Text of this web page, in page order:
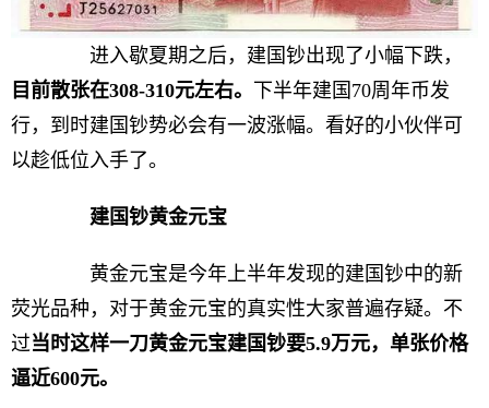
进入歇夏期之后，建国钞出现了小幅下跌，
目前散张在308-310元左右。 下半年建国70周年币发
行，到时建国钞势必会有一波涨幅。看好的小伙伴可
以趁低位入手了。
建国钞黄金元宝
黄金元宝是今年上半年发现的建国钞中的新
荧光品种，对于黄金元宝的真实性大家普遍存疑。不
过当时这样一刀黄金元宝建国钞要5.9万元，单张价格
逼近600元。